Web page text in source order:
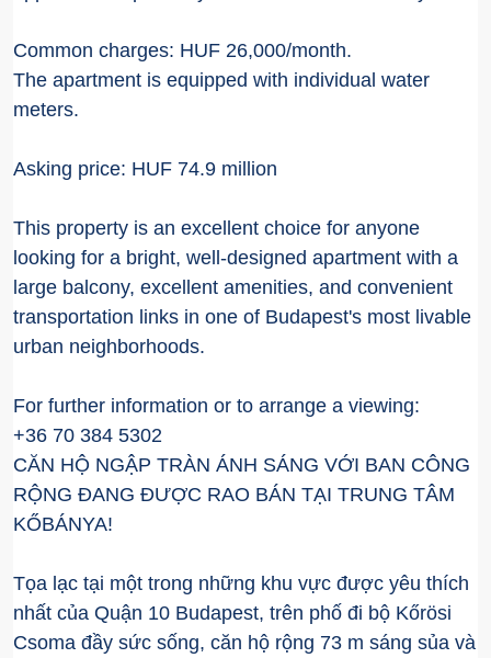
Common charges: HUF 26,000/month.
The apartment is equipped with individual water
meters.
Asking price: HUF 74.9 million
This property is an excellent choice for anyone
looking for a bright, well-designed apartment with a
large balcony, excellent amenities, and convenient
transportation links in one of Budapest's most livable
urban neighborhoods.
For further information or to arrange a viewing:
+36 70 384 5302
CĂN HỘ NGẬP TRÀN ÁNH SÁNG VỚI BAN CÔNG
RỘNG ĐANG ĐƯỢC RAO BÁN TẠI TRUNG TÂM
KŐBÁNYA!
Tọa lạc tại một trong những khu vực được yêu thích
nhất của Quận 10 Budapest, trên phố đi bộ Kőrösi
Csoma đầy sức sống, căn hộ rộng 73 m sáng sủa và